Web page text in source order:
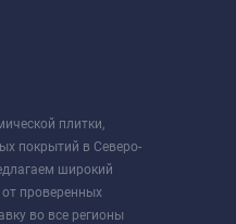
плитки,
покрытий в Северо-
широкий
проверенных
во все регионы